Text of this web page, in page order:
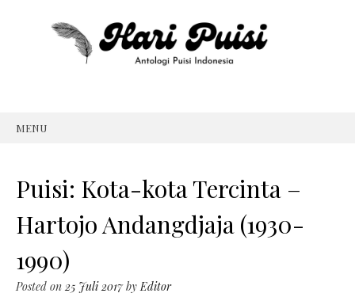
MENU
Puisi: Kota-kota Tercinta –
Hartojo Andangdjaja (1930-
1990)
Posted on 25 Juli 2017byEditor